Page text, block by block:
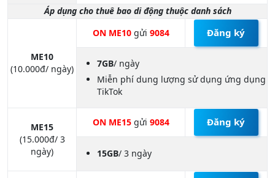
Áp dụng cho thuê bao di động thuộc danh sách
ME10
(10.000đ/ ngày)
ON ME10 gửi 9084 Đăng ký
7GB/ ngày
Miễn phí dung lượng sử dụng ứng dụng
TikTok
ME15
(15.000đ/ 3
ngày)
ON ME15 gửi 9084 Đăng ký
15GB/ 3 ngày